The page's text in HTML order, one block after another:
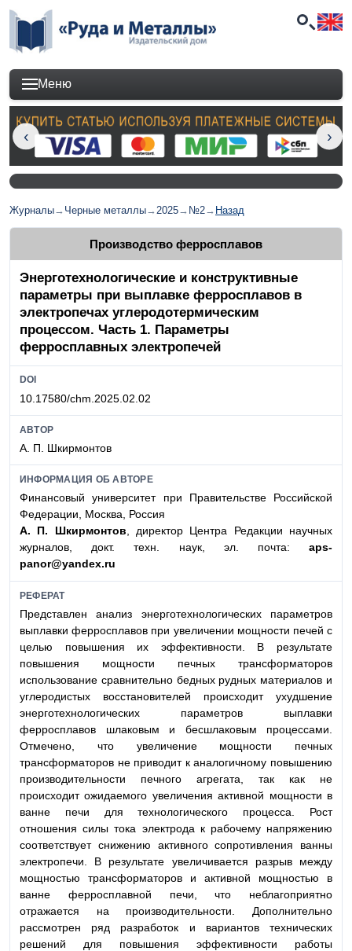
Меню
Журналы→ Черные металлы→2025→ №2→ Назад
Производство ферросплавов
Энерготехнологические и конструктивные
параметры при выплавке ферросплавов в
электропечах углеродотермическим
процессом. Часть 1. Параметры
ферросплавных электропечей
DOI
10.17580/chm.2025.02.02
АВТОР
А. П. Шкирмонтов
ИНФОРМАЦИЯ ОБ АВТОРЕ
Финансовый университет при Правительстве Российской
Федерации, Москва, Россия
А. П. Шкирмонтов, директор Центра Редакции научных
журналов, докт. техн. наук, эл. почта: aps-
panor@yandex.ru
РЕФЕРАТ
Представлен анализ энерготехнологических параметров
выплавки ферросплавов при увеличении мощности печей с
целью повышения их эффективности. В результате
повышения мощности печных трансформаторов
использование сравнительно бедных рудных материалов и
углеродистых восстановителей происходит ухудшение
энерготехнологических параметров выплавки
ферросплавов шлаковым и бесшлаковым процессами.
Отмечено, что увеличение мощности печных
трансформаторов не приводит к аналогичному повышению
производительности печного агрегата, так как не
происходит ожидаемого увеличения активной мощности в
ванне печи для технологического процесса. Рост
отношения силы тока электрода к рабочему напряжению
соответствует снижению активного сопротивления ванны
электропечи. В результате увеличивается разрыв между
мощностью трансформаторов и активной мощностью в
ванне ферросплавной печи, что неблагоприятно
отражается на производительности. Дополнительно
рассмотрен ряд разработок и вариантов технических
решений для повышения эффективности работы